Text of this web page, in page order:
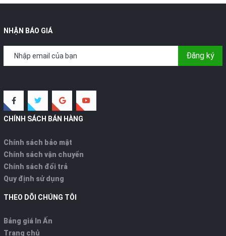
NHẬN BÁO GIÁ
Đăng ký
CHÍNH SÁCH BÁN HÀNG
Chính sách bảo mật
Chính sách vận chuyển
Chính sách đổi trả
Quy định sử dụng
THEO DÕI CHÚNG TÔI
Bảng giá In Ấn
Trang chủ